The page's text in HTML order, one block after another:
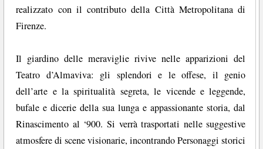
realizzato con il contributo della Città Metropolitana di
Firenze.
Il giardino delle meraviglie rivive nelle apparizioni del
Teatro d’Almaviva: gli splendori e le offese, il genio
dell’arte e la spiritualità segreta, le vicende e leggende,
bufale e dicerie della sua lunga e appassionante storia, dal
Rinascimento al ‘900. Si verrà trasportati nelle suggestive
atmosfere di scene visionarie, incontrando Personaggi storici